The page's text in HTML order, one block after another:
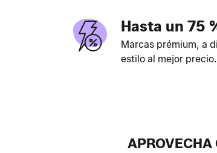
Hasta un 75
Marcas prémium, a
estilo al mejor precio.
APROVECHA